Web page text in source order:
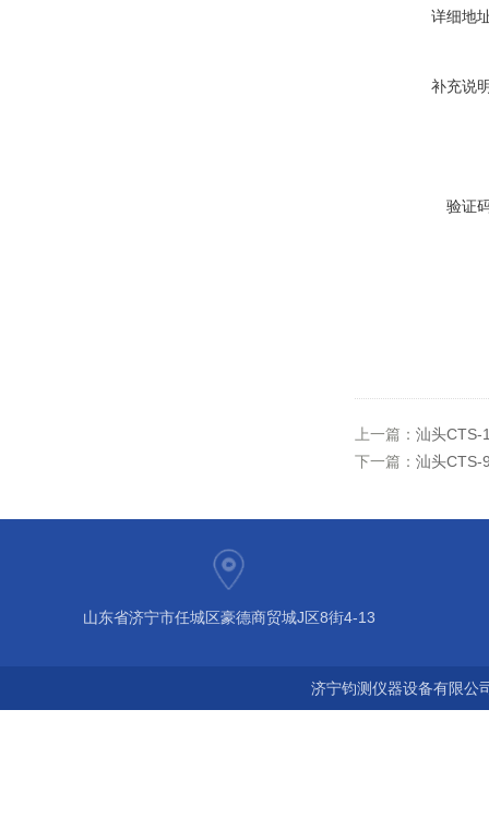
详细地
补充说
验证
上一篇： 汕头CTS-
下一篇： 汕头CTS-
山东省济宁市任城区豪德商贸城J区8街4-13
济宁钧测仪器设备有限